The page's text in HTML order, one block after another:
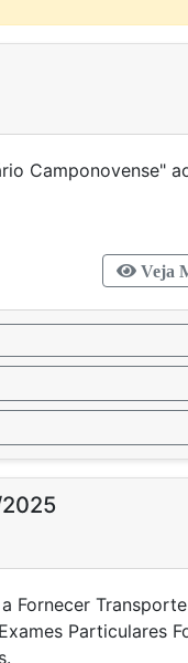
Camponovense"
Veja
Fornecer
Particulares